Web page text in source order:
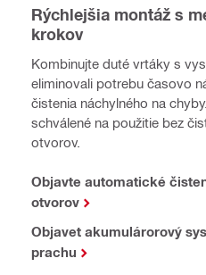
Rýchlejšia montáž s
krokov
Kombinujte duté vrtáky s
eliminovali potrebu časovo
čistenia náchylného na
schválené na použitie bez
otvorov.
Objavte automatické
otvorov
Objavet akumulárorový
prachu